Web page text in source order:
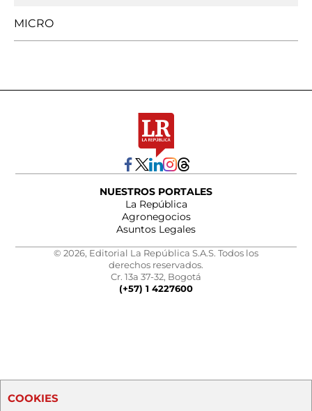
MICRO
NUESTROS PORTALES
La República
Agronegocios
Asuntos Legales
© 2026, Editorial La República S.A.S. Todos los
derechos reservados.
Cr. 13a 37-32, Bogotá
(+57) 1 4227600
COOKIES